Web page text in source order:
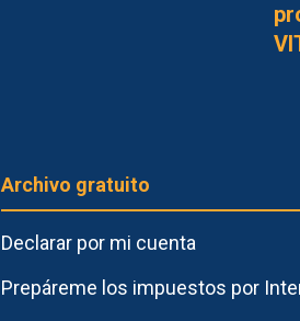
Archivo gratuito
Declarar por mi cuenta
Prepáreme los impuestos por